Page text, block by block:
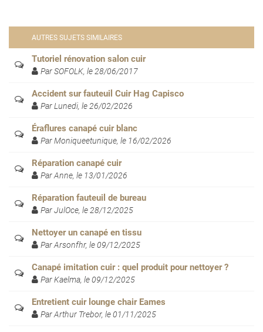
AUTRES SUJETS SIMILAIRES
Tutoriel rénovation salon cuir
Par SOFOLK, le 28/06/2017
Accident sur fauteuil Cuir Hag Capisco
Par Lunedi, le 26/02/2026
Éraflures canapé cuir blanc
Par Moniqueetunique, le 16/02/2026
Réparation canapé cuir
Par Anne, le 13/01/2026
Réparation fauteuil de bureau
Par JulOce, le 28/12/2025
Nettoyer un canapé en tissu
Par Arsonfhr, le 09/12/2025
Canapé imitation cuir : quel produit pour nettoyer ?
Par Kaelma, le 09/12/2025
Entretient cuir lounge chair Eames
Par Arthur Trebor, le 01/11/2025